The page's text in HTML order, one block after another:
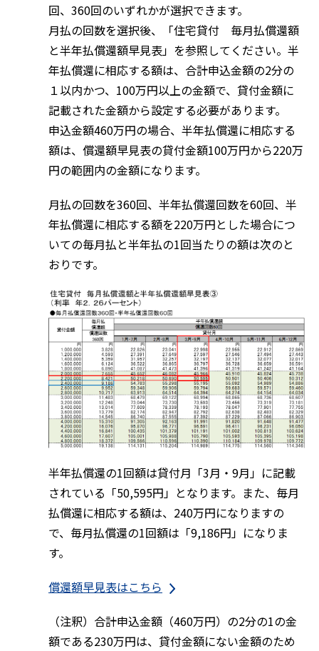
回、360回のいずれかが選択できます。
月払の回数を選択後、「住宅貸付 毎月払償還額
と半年払償還額早見表」を参照してください。半
年払償還に相応する額は、合計申込金額の2分の
１以内かつ、100万円以上の金額で、貸付金額に
記載された金額から設定する必要があります。
申込金額460万円の場合、半年払償還に相応する
額は、償還額早見表の貸付金額100万円から220万
円の範囲内の金額になります。
月払の回数を360回、半年払償還回数を60回、半
年払償還に相応する額を220万円とした場合につ
いての毎月払と半年払の1回当たりの額は次のと
おりです。
半年払償還の1回額は貸付月「3月・9月」に記載
されている「50,595円」となります。また、毎月
払償還に相応する額は、240万円になりますの
で、毎月払償還の1回額は「9,186円」になりま
す。
償還額早見表はこちら
（注釈）合計申込金額（460万円）の2分の1の金
額である230万円は、貸付金額にない金額のため